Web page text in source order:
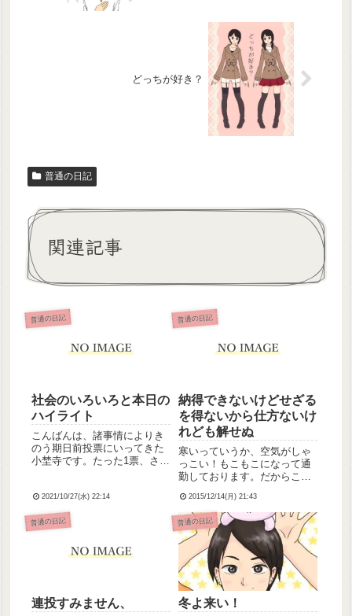
どっちが好き？
普通の日記
関連記事
普通の日記
社会のいろいろと本日の
ハイライト
こんばんは、諸事情によりき
のう期日前投票にいってきた
小埜寺です。たった1票、され
ま、ご公務などいろいろとお
疲れさまでした。世間にはい
ろんな意見あるだろうけど、
2021/10/27(水) 22:14
普通の日記
納得できないけどせざる
を得ないから仕方ないけ
れども解せぬ
寒いっていうか、空気がしゃ
っこい！もこもこになって通
勤しております。だからこそ
いかないのはそのこと。＿人
人人人人人人人人人人人人人
＿＞ 車通勤の許可がおりな
い！ ＜￣
Y^Y^Y^Y^Y^Y^Y^Y^Y^Y^Y^Y
^...
2015/12/14(月) 21:43
普通の日記
連投すみません、
普通の日記
冬よ来い！